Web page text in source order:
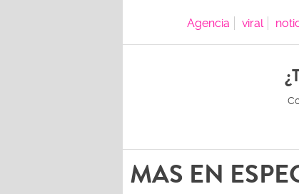
Agencia viral
MAS EN